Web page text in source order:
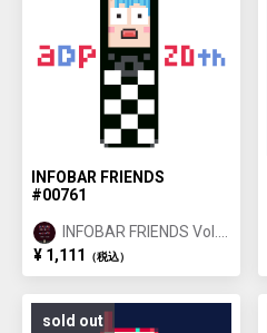
INFOBAR FRIENDS
#00761
INFOBAR FRIENDS Vol.1
ICHIMATSU ①
¥ 1,111 （税込）
sold out